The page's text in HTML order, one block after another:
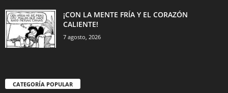
¡CON LA MENTE FRÍA Y EL CORAZÓN
CALIENTE!
7 agosto, 2026
CATEGORÍA POPULAR